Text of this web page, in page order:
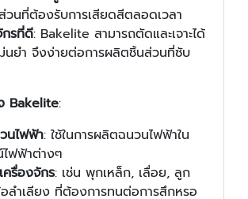
วนที่ต้องรับการเสียดสีตลอดเวลา
กรที่ดี: Bakelite สามารถตัดและเจาะได้
นยำ จึงง่ายต่อการผลิตชิ้นส่วนที่ซับ
Bakelite:
นไฟฟ้า: ใช้ในการผลิตฉนวนไฟฟ้าใน
ฟฟ้าต่างๆ
ครื่องจักร: เช่น พุกเหล็ก, เลื่อย, ลูก
ลำเลียง ที่ต้องการทนต่อการสึกหรอ